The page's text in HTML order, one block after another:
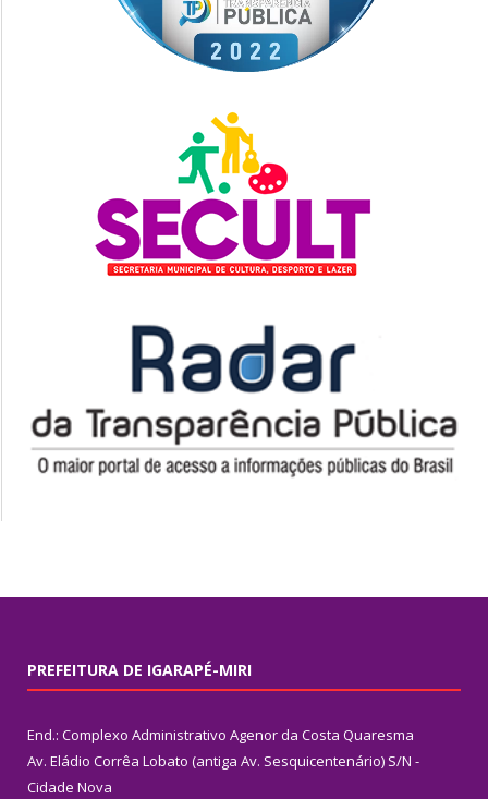
PREFEITURA DE IGARAPÉ-MIRI
End.: Complexo Administrativo Agenor da Costa Quaresma
Av. Eládio Corrêa Lobato (antiga Av. Sesquicentenário) S/N -
Cidade Nova